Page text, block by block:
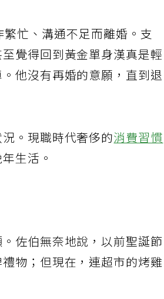
繁忙、溝通不足而離婚。支
覺得回到黃金單身漢真是輕
他沒有再婚的意願，直到退
。現職時代奢侈的消費習慣
生活。
佐伯無奈地說，以前聖誕節
物；但現在，連超市的烤雞